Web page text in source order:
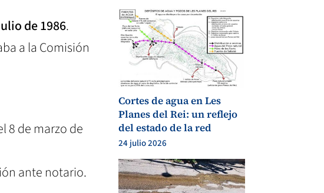
de 1986.
a la Comisión
8 de marzo de
ante notario.
Cortes de agua en Les
Planes del Rei: un reflejo
del estado de la red
24 julio 2026